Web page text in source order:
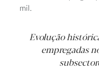
mil.
Evolução
empregadas